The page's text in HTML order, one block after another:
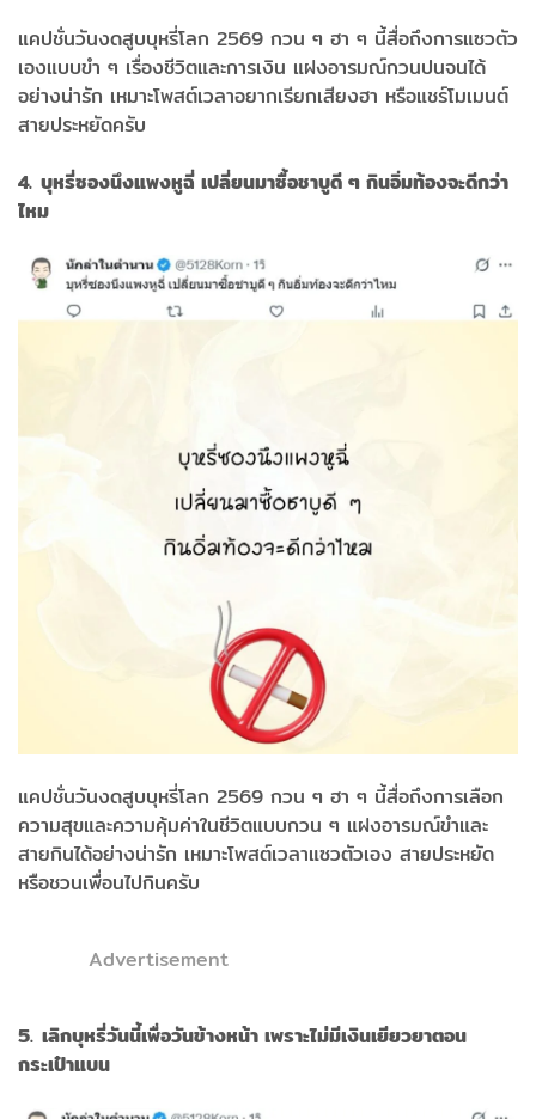
แคปชั่นวันงดสูบบุหรี่โลก 2569 กวน ๆ ฮา ๆ นี้สื่อถึงการแซวตัว
เองแบบขำ ๆ เรื่องชีวิตและการเงิน แฝงอารมณ์กวนปนจนได้
อย่างน่ารัก เหมาะโพสต์เวลาอยากเรียกเสียงฮา หรือแชร์โมเมนต์
สายประหยัดครับ
4. บุหรี่ซองนึงแพงหูฉี่ เปลี่ยนมาซื้อชาบูดี ๆ กินอิ่มท้องจะดีกว่า
ไหม
แคปชั่นวันงดสูบบุหรี่โลก 2569 กวน ๆ ฮา ๆ นี้สื่อถึงการเลือก
ความสุขและความคุ้มค่าในชีวิตแบบกวน ๆ แฝงอารมณ์ขำและ
สายกินได้อย่างน่ารัก เหมาะโพสต์เวลาแซวตัวเอง สายประหยัด
หรือชวนเพื่อนไปกินครับ
Advertisement
5. เลิกบุหรี่วันนี้เพื่อวันข้างหน้า เพราะไม่มีเงินเยียวยาตอน
กระเป๋าแบน